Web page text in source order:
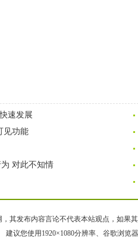
速发展
见功能
对此不知情
，其发布内容言论不代表本站观点，如果
建议您使用1920×1080分辨率、谷歌浏览